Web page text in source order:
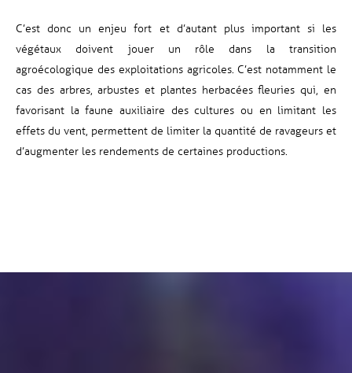
C’est donc un enjeu fort et d’autant plus important si les
végétaux doivent jouer un rôle dans la transition
agroécologique des exploitations agricoles. C’est notamment le
cas des arbres, arbustes et plantes herbacées fleuries qui, en
favorisant la faune auxiliaire des cultures ou en limitant les
effets du vent, permettent de limiter la quantité de ravageurs et
d’augmenter les rendements de certaines productions.